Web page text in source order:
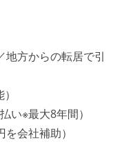
方からの転居で引
い※最大8年間）
会社補助）